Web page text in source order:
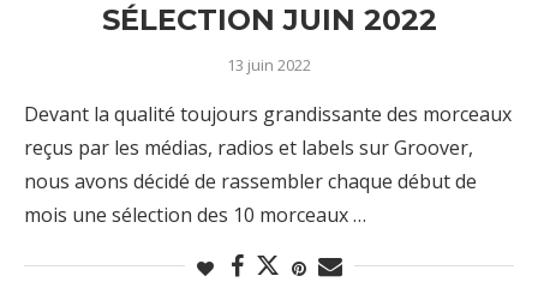
SÉLECTION JUIN 2022
13 juin 2022
Devant la qualité toujours grandissante des morceaux
reçus par les médias, radios et labels sur Groover,
nous avons décidé de rassembler chaque début de
mois une sélection des 10 morceaux …